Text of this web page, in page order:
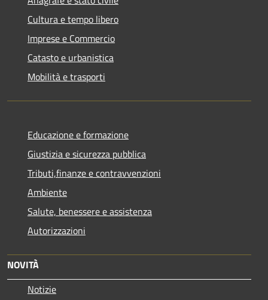
Cultura e tempo libero
Imprese e Commercio
Catasto e urbanistica
Mobilità e trasporti
Educazione e formazione
Giustizia e sicurezza pubblica
Tributi,finanze e contravvenzioni
Ambiente
Salute, benessere e assistenza
Autorizzazioni
NOVITÀ
Notizie